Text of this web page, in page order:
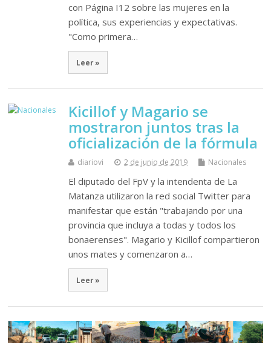
con Página I12 sobre las mujeres en la
política, sus experiencias y expectativas.
"Como primera…
Leer »
Kicillof y Magario se
mostraron juntos tras la
oficialización de la fórmula
diariovi 2 de junio de 2019 Nacionales
El diputado del FpV y la intendenta de La
Matanza utilizaron la red social Twitter para
manifestar que están "trabajando por una
provincia que incluya a todas y todos los
bonaerenses". Magario y Kicillof compartieron
unos mates y comenzaron a…
Leer »